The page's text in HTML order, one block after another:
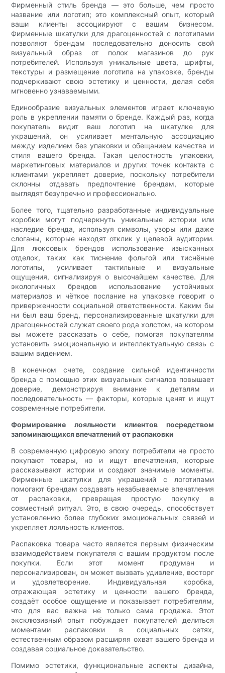
Фирменный стиль бренда — это больше, чем просто
название или логотип; это комплексный опыт, который
ваши клиенты ассоциируют с вашим бизнесом.
Фирменные шкатулки для драгоценностей с логотипами
позволяют брендам последовательно доносить свой
визуальный образ от полок магазинов до рук
потребителей. Используя уникальные цвета, шрифты,
текстуры и размещение логотипа на упаковке, бренды
подчеркивают свою эстетику и ценности, делая себя
мгновенно узнаваемыми.
Единообразие визуальных элементов играет ключевую
роль в укреплении памяти о бренде. Каждый раз, когда
покупатель видит ваш логотип на шкатулке для
украшений, он усиливает ментальную ассоциацию
между изделием без упаковки и обещанием качества и
стиля вашего бренда. Такая целостность упаковки,
маркетинговых материалов и других точек контакта с
клиентами укрепляет доверие, поскольку потребители
склонны отдавать предпочтение брендам, которые
выглядят безупречно и профессионально.
Более того, тщательно разработанные индивидуальные
коробки могут подчеркнуть уникальные истории или
наследие бренда, используя символы, узоры или даже
слоганы, которые находят отклик у целевой аудитории.
Для люксовых брендов использование изысканных
отделок, таких как тиснение фольгой или тиснёные
логотипы, усиливает тактильные и визуальные
ощущения, сигнализируя о высочайшем качестве. Для
экологичных брендов использование устойчивых
материалов и чёткое послание на упаковке говорит о
приверженности социальной ответственности. Каким бы
ни был ваш бренд, персонализированные шкатулки для
драгоценностей служат своего рода холстом, на котором
вы можете рассказать о себе, помогая покупателям
установить эмоциональную и интеллектуальную связь с
вашим видением.
В конечном счете, создание сильной идентичности
бренда с помощью этих визуальных сигналов повышает
доверие, демонстрируя внимание к деталям и
последовательность — факторы, которые ценят и ищут
современные потребители.
Формирование лояльности клиентов посредством
запоминающихся впечатлений от распаковки
В современную цифровую эпоху потребители не просто
покупают товары, но и ищут впечатления, которые
рассказывают истории и создают значимые моменты.
Фирменные шкатулки для украшений с логотипами
помогают брендам создавать незабываемые впечатления
от распаковки, превращая простую покупку в
совместный ритуал. Это, в свою очередь, способствует
установлению более глубоких эмоциональных связей и
укрепляет лояльность клиентов.
Распаковка товара часто является первым физическим
взаимодействием покупателя с вашим продуктом после
покупки. Если этот момент продуман и
персонализирован, он может вызвать удивление, восторг
и удовлетворение. Индивидуальная коробка,
отражающая эстетику и ценности вашего бренда,
создаёт особое ощущение и показывает потребителям,
что для вас важна не только сама продажа. Этот
эксклюзивный опыт побуждает покупателей делиться
моментами распаковки в социальных сетях,
естественным образом расширяя охват вашего бренда и
создавая социальное доказательство.
Помимо эстетики, функциональные аспекты дизайна,